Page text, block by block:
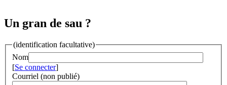
Un gran de sau ?
(identification facultative)
Nom
[Se connecter]
Courriel (non publié)